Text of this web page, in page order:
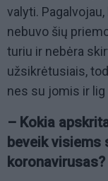
valyti.
nebuvo šių
turiu ir nebėra
užsikrėtusiais,
nes su jomis ir
– Kokia
beveik
koronavirusas?